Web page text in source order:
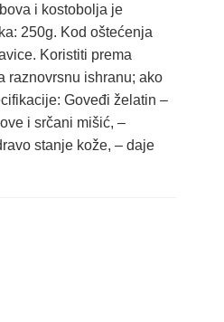
i kostobolja je
250g. Kod oštećenja
Koristiti prema
raznovrsnu ishranu; ako
Goveđi želatin –
i srčani mišić, –
stanje kože, – daje